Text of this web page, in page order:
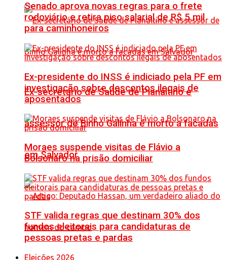
Ex-secretário de Saúde de Planaltino e
assessor de Binho Galinha é morto a facadas
em Salvador
Senado aprova novas regras para o frete
rodoviário e retira piso salarial de R$ 5 mil
para caminhoneiros
Ex-presidente do INSS é indiciado pela PF em
investigação sobre descontos ilegais de
aposentados
Moraes suspende visitas de Flávio a
Bolsonaro na prisão domiciliar
STF valida regras que destinam 30% dos
fundos eleitorais para candidaturas de
pessoas pretas e pardas
Eleições 2026